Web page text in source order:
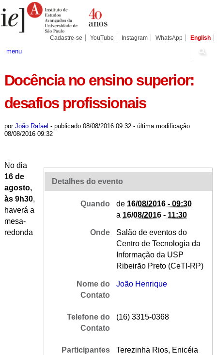
para
conteúdo.
Pessoais
Cadastre-se YouTube Instagram WhatsApp English
menu
Docência no ensino superior:
desafios profissionais
por João Rafael - publicado08/08/2016 09:32 - última modificação
08/08/2016 09:32
Detalhes do evento
Quando de 16/08/2016 - 09:30
a 16/08/2016 - 11:30
Onde
Salão de eventos do
Centro de Tecnologia da
Informação da USP
Ribeirão Preto (CeTI-RP)
Nome do
Contato
João Henrique
Telefone do
Contato
(16) 3315-0368
Participantes
Terezinha Rios, Enicéia
No dia
16 de
agosto,
às 9h30,
haverá a
mesa-
redonda